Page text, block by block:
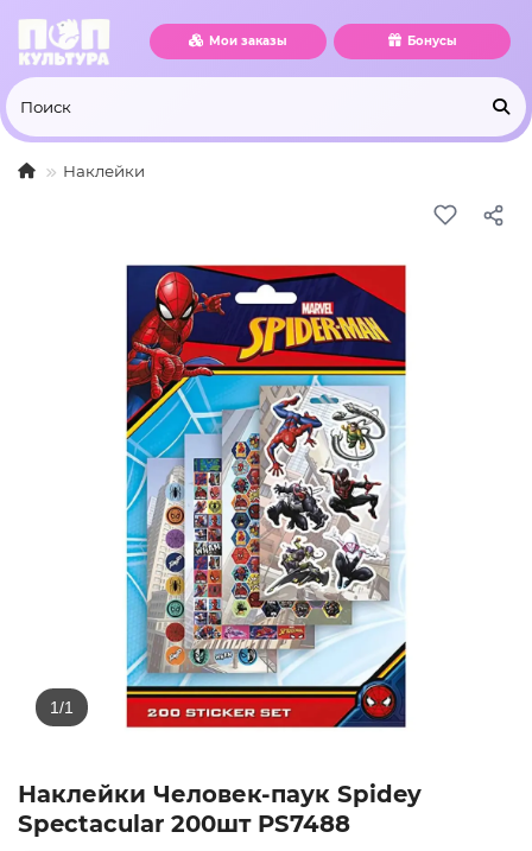
Мои заказы Бонусы
Наклейки
Наклейки Человек-паук Spidey
Spectacular 200шт PS7488